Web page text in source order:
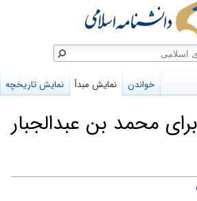
محمد بن عبدالجبار
خواندن نمایش مبدأ نمایش تاریخچه